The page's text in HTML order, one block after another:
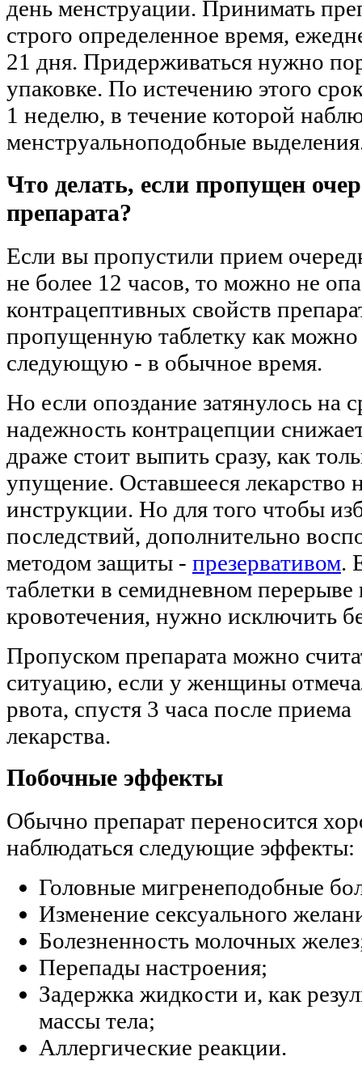
день менструации. Принимать
строго определенное время,
21 дня. Придерживаться нужно
упаковке. По истечению этого
1 неделю, в течение которой
менструальноподобные
Что делать, если пропущен
препарата?
Если вы пропустили прием
не более 12 часов, то можно не
контрацептивных свойств
пропущенную таблетку как можно
следующую - в обычное время.
Но если опоздание затянулось на
надежность контрацепции
драже стоит выпить сразу, как
упущение. Оставшееся лекарство
инструкции. Но для того чтобы
последствий, дополнительно
методом защиты - презервативом.
таблетки в семидневном перерыве
кровотечения, нужно исключить
Пропуском препарата можно
ситуацию, если у женщины
рвота, спустя 3 часа после приема
лекарства.
Побочные эффекты
Обычно препарат переносится
наблюдаться следующие эффекты:
Головные мигренеподобные
Изменение сексуального
Болезненность молочных
Перепады настроения;
Задержка жидкости и, как
массы тела;
Аллергические реакции.